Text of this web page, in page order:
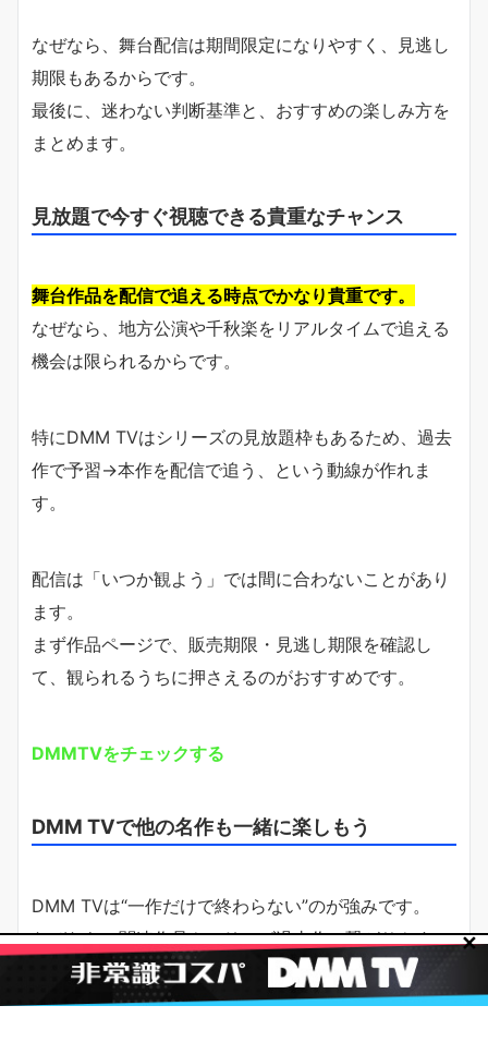
なぜなら、舞台配信は期間限定になりやすく、見逃し
期限もあるからです。
最後に、迷わない判断基準と、おすすめの楽しみ方を
まとめます。
見放題で今すぐ視聴できる貴重なチャンス
舞台作品を配信で追える時点でかなり貴重です。
なぜなら、地方公演や千秋楽をリアルタイムで追える
機会は限られるからです。
特にDMM TVはシリーズの見放題枠もあるため、過去
作で予習→本作を配信で追う、という動線が作れま
す。
配信は「いつか観よう」では間に合わないことがあり
ます。
まず作品ページで、販売期限・見逃し期限を確認し
て、観られるうちに押さえるのがおすすめです。
DMMTVをチェックする
DMM TVで他の名作も一緒に楽しもう
DMM TVは“一作だけで終わらない”のが強みです。
なぜなら、関連作品やシリーズ過去作に繋がりやす
く、月額の元が取りやすいからです。
✕